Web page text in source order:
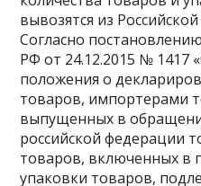
вывозятся из
Согласно постановлению
РФ от 24.12.2015 № 1417
положения о
товаров, импортерами
выпущенных в
российской федерации
товаров, включенных в
упаковки товаров,